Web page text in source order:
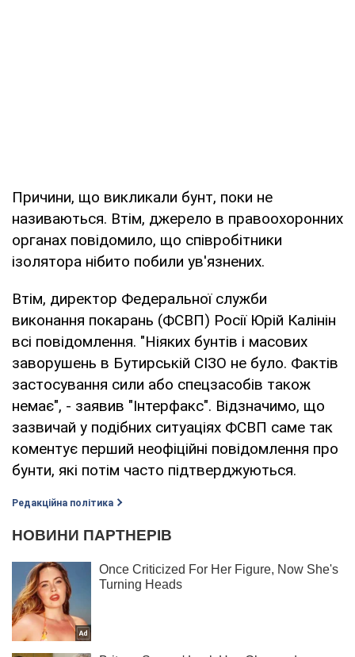
Причини, що викликали бунт, поки не
називаються. Втім, джерело в правоохоронних
органах повідомило, що співробітники
ізолятора нібито побили ув'язнених.
Втім, директор Федеральної служби
виконання покарань (ФСВП) Росії Юрій Калінін
всі повідомлення. "Ніяких бунтів і масових
заворушень в Бутирській СІЗО не було. Фактів
застосування сили або спецзасобів також
немає", - заявив "Інтерфакс". Відзначимо, що
зазвичай у подібних ситуаціях ФСВП саме так
коментує перший неофіційні повідомлення про
бунти, які потім часто підтверджуються.
Редакційна політика